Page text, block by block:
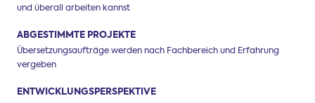
und überall arbeiten kannst
ABGESTIMMTE PROJEKTE
Übersetzungsaufträge werden nach Fachbereich und Erfahrung
vergeben
ENTWICKLUNGSPERSPEKTIVE